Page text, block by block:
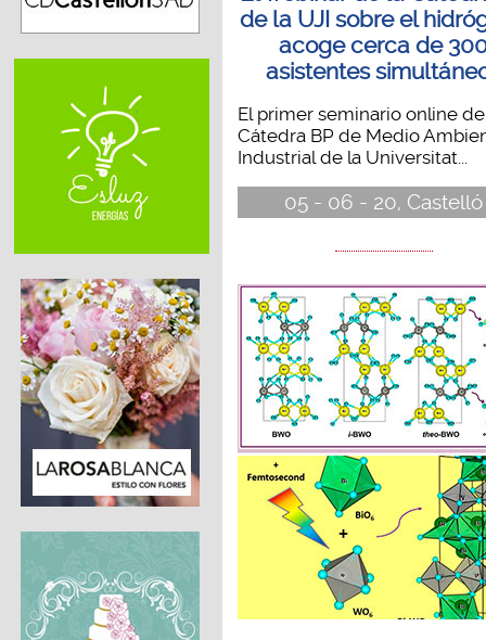
de la UJI sobre el
acoge cerca de
asistentes
El primer seminario online
Cátedra BP de Medio
Industrial de la Universitat...
05 - 06 - 20, Castelló